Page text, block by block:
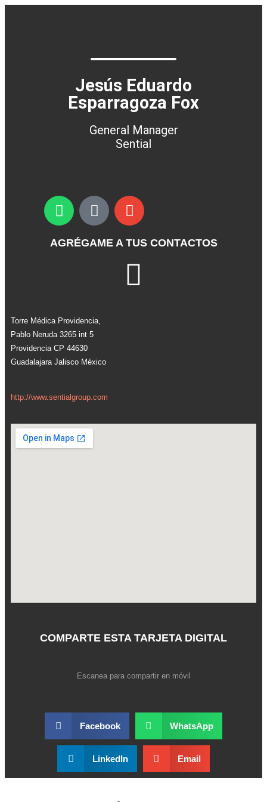
Jesús Eduardo
Esparragoza Fox
General Manager
Sential
AGRÉGAME A TUS CONTACTOS
Torre Médica Providencia,
Pablo Neruda 3265 int 5
Providencia CP 44630
Guadalajara Jalisco México
http://www.sentialgroup.com
COMPARTE ESTA TARJETA DIGITAL
Escanea para compartir en móvil
Facebook WhatsApp
LinkedIn Email